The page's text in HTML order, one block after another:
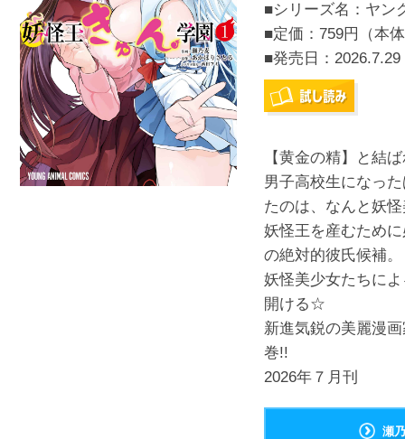
■シリーズ名：ヤン
■定価：759円（本
■発売日： 2026.7.29
【黄金の精】と結
男子高校生になっ
たのは、なんと妖
妖怪王を産むため
の絶対的彼氏候補。
妖怪美少女たちに
開ける☆
新進気鋭の美麗漫
巻!!
2026年７月刊
瀬